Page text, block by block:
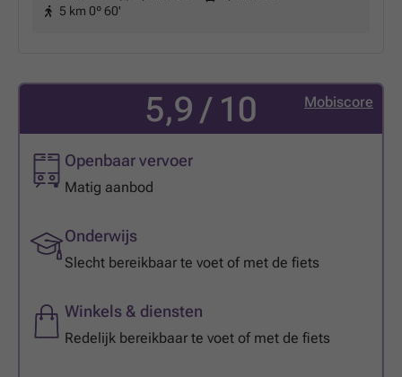
5 km 0º 60'
Mobiscore
5,9 / 10
Openbaar vervoer
Matig aanbod
Onderwijs
Slecht bereikbaar te voet of met de fiets
Winkels & diensten
Redelijk bereikbaar te voet of met de fiets